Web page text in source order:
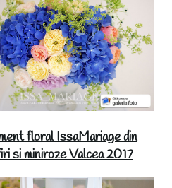
floral IssaMariage din
si miniroze Valcea 2017